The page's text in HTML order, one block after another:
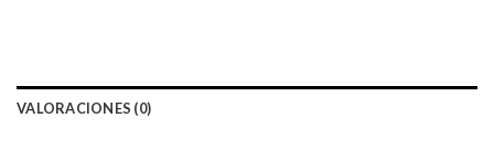
VALORACIONES (0)